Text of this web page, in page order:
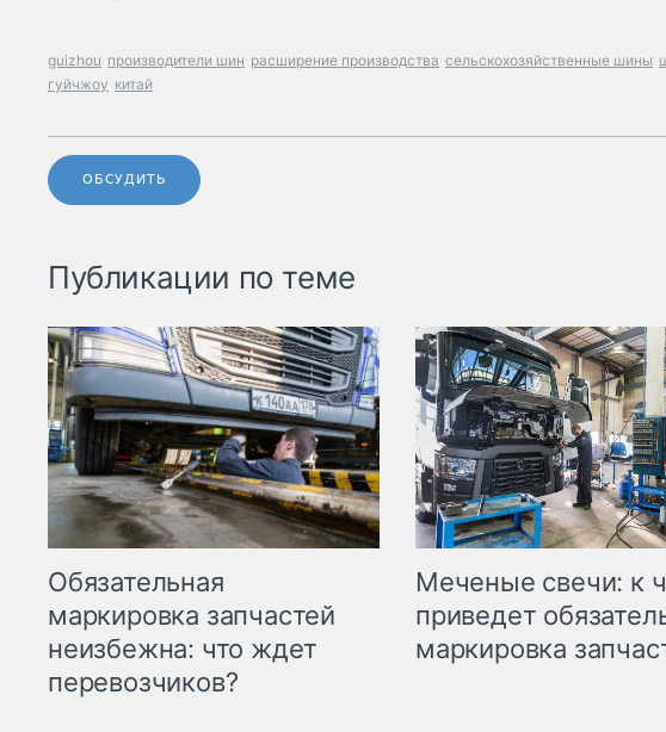
guizhou производители шин расширение производства сельскохозяйственные шины
гуйчжоу китай
ОБСУДИТЬ
Публикации по теме
Обязательная
маркировка запчастей
неизбежна: что ждет
перевозчиков?
Меченые свечи: к
приведет
маркировка